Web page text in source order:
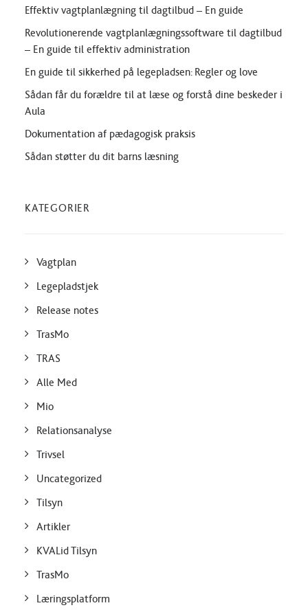
Effektiv vagtplanlægning til dagtilbud – En guide
Revolutionerende vagtplanlægningssoftware til dagtilbud
– En guide til effektiv administration
En guide til sikkerhed på legepladsen: Regler og love
Sådan får du forældre til at læse og forstå dine beskeder i
Aula
Dokumentation af pædagogisk praksis
Sådan støtter du dit barns læsning
KATEGORIER
Vagtplan
Legepladstjek
Release notes
TrasMo
TRAS
Alle Med
Mio
Relationsanalyse
Trivsel
Uncategorized
Tilsyn
Artikler
KVALid Tilsyn
TrasMo
Læringsplatform